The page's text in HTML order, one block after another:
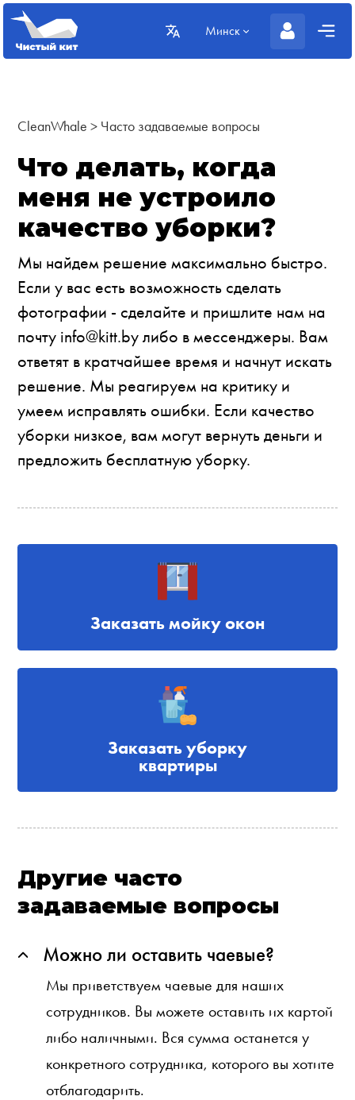
Минск
CleanWhale > Часто задаваемые вопросы
Что делать, когда
меня не устроило
качество уборки?
Мы найдем решение максимально быстро.
Если у вас есть возможность сделать
фотографии - сделайте и пришлите нам на
почту info@kitt.byлибо в мессенджеры. Вам
ответят в кратчайшее время и начнут искать
решение. Мы реагируем на критику и
умеем исправлять ошибки. Если качество
уборки низкое, вам могут вернуть деньги и
предложить бесплатную уборку.
Заказать мойку окон
Заказать уборку
квартиры
Другие часто
задаваемые вопросы
Можно ли оставить чаевые?
Мы приветствуем чаевые для наших
сотрудников. Вы можете оставить их картой
либо наличными. Вся сумма останется у
конкретного сотрудника, которого вы хотите
отблагодарить.